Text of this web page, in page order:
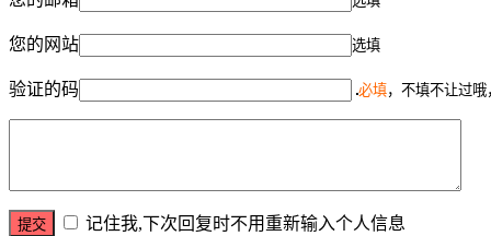
您的网站 选填
验证的码 必填，不填不让过
记住我,下次回复时不用重新输入个人信息